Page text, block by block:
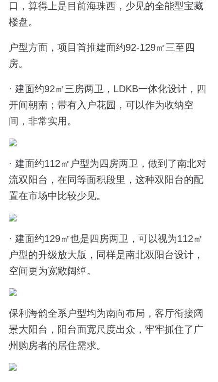
口，算得上是目前海珠西，少见的全能型宝藏
楼盘。
户型方面，项目首推建面约92-129㎡三至四
房。
· 建面约92㎡三房两卫，LDKB一体化设计，四
开间朝南；带有入户花园，可以作为收纳空
间，非常实用。
· 建面约112㎡户型为四房两卫，做到了南北对
流双阳台，在同等面积段里，这种双阳台的配
置在市场中比较少见。
· 建面约129㎡也是四房两卫，可以视为112㎡
户型的升级放大版，同样是南北双阳台设计，
空间更为宽敞阔绰。
保利海韵全系户型均为南向布局，客厅衔接阔
景大阳台，阳台面宽尺度出众，牢牢抓住了广
州购房者的居住需求。